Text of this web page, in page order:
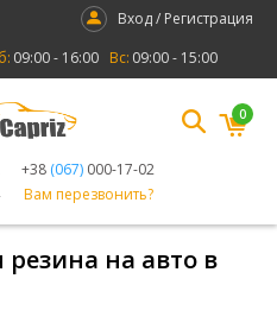
Вход / Регистрация
09:00 - 16:00 Вс: 09:00 - 15:00
+38 (067) 000-17-02
Вам перезвонить?
0
на авто в